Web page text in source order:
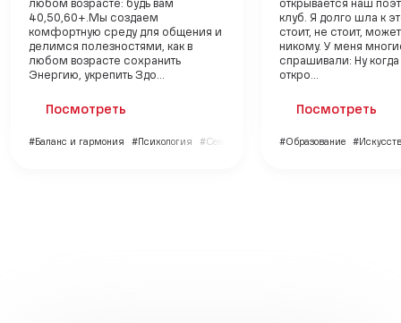
любом возрасте: будь вам
40,50,60+.Мы создаем
комфортную среду для общения и
делимся полезностями, как в
любом возрасте сохранить
Энергию, укрепить Здо...
Посмотреть
#Баланс и гармония #Психология #Семья и дети
открывается наш
клуб. Я долго шла к
стоит, не стоит,
никому. У меня
спрашивали: Ну когда
откро...
Посмотреть
#Образование